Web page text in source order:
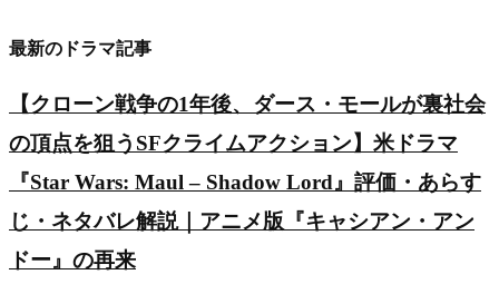
最新のドラマ記事
【クローン戦争の1年後、ダース・モールが裏社会
の頂点を狙うSFクライムアクション】米ドラマ
『Star Wars: Maul – Shadow Lord』評価・あらす
じ・ネタバレ解説｜アニメ版『キャシアン・アン
ドー』の再来